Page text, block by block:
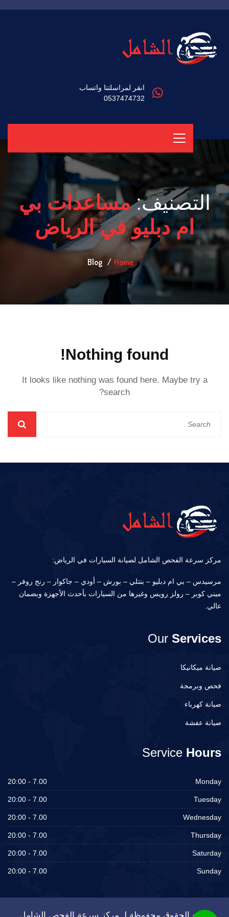
انقر لمراسلتنا واتساب
0537474732
التصنيف:مساعدات بي
ام دبليو في الرياض
Home
Blog
Nothing found!
It looks like nothing was found here. Maybe try a
search?
مركز سرعة الفحص الشامل لصيانة السيارات في الرياض:
مرسيدس – بي ام دبليو – بنتلي – بورش – أودي – جاكوار – رنج روفر –
ميني كوبر – رولز رويس وغيرها من السيارات بأحدث الأجهزة وبضمان
عالي.
Our Services
صيانة ميكانيكا
فحص وبرمجة
صيانة كهرباء
صيانة عفشة
Service Hours
Monday
7.00 - 20:00
Tuesday
7.00 - 20:00
Wednesday
7.00 - 20:00
Thursday
7.00 - 20:00
Saturday
7.00 - 20:00
Sunday
7.00 - 20:00